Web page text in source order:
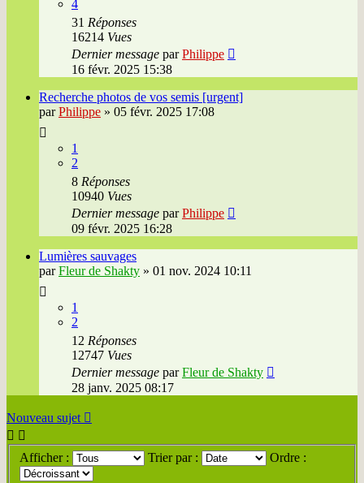
4
31 Réponses
16214 Vues
Dernier message parPhilippe
16 févr. 2025 15:38
Recherche photos de vos semis [urgent]
parPhilippe » 05 févr. 2025 17:08
1
2
8 Réponses
10940 Vues
Dernier message parPhilippe
09 févr. 2025 16:28
Lumières sauvages
parFleur de Shakty » 01 nov. 2024 10:11
1
2
12 Réponses
12747 Vues
Dernier message parFleur de Shakty
28 janv. 2025 08:17
Nouveau sujet
Afficher : Trier par : Ordre :